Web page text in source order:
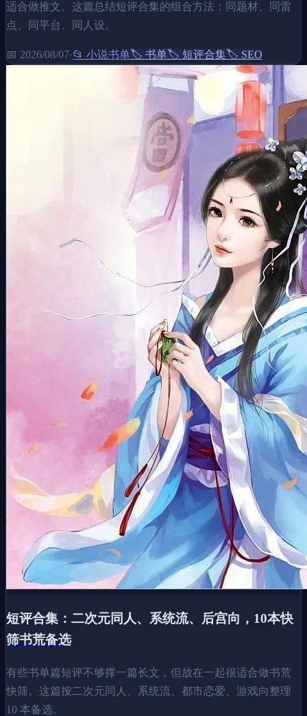
适合做推文。这篇总结短评合集的组合方法：同题材、同雷
点、同平台、同人设。
📅 2026/08/07·📂 小说书单🏷️ 书单🏷️ 短评合集🏷️ SEO
短评合集：二次元同人、系统流、后宫向，10本快
筛书荒备选
有些书单篇短评不够撑一篇长文，但放在一起很适合做书荒
快筛。这篇按二次元同人、系统流、都市恋爱、游戏向整理
10 本备选。